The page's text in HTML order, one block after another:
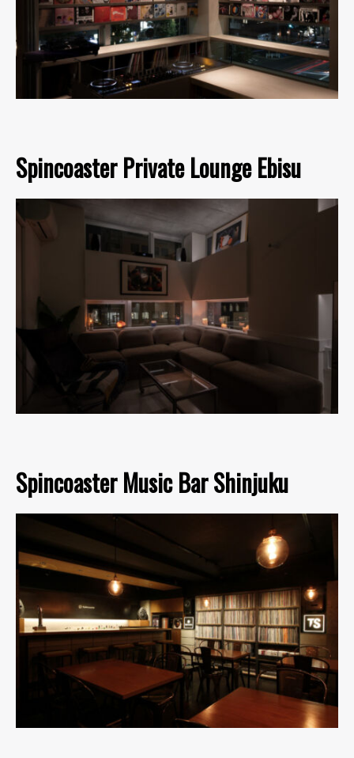
Spincoaster Private Lounge Ebisu
Spincoaster Music Bar Shinjuku